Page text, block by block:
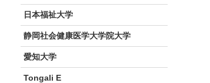
日本福祉大学
静岡社会健康医学大学院大学
愛知大学
Tongali E